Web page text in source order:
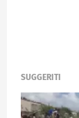
sullo
MEDIASET
SUGGERITI